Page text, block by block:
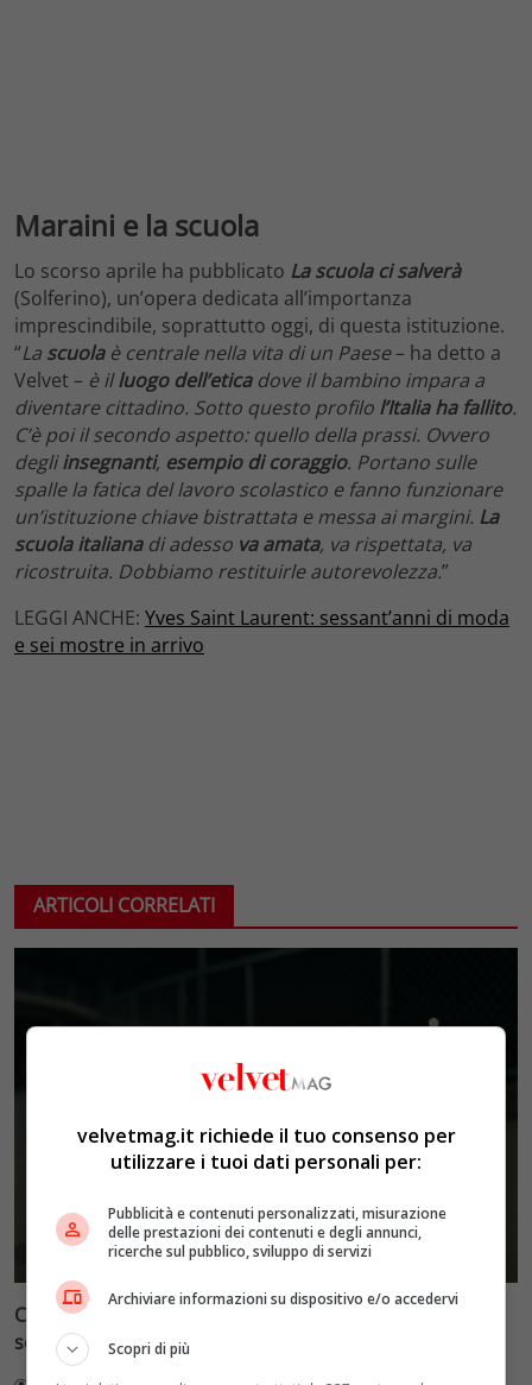
Maraini e la scuola
Lo scorso aprile ha pubblicato La scuola ci salverà
(Solferino), un’opera dedicata all’importanza
imprescindibile, soprattutto oggi, di questa istituzione.
“La scuolaè centrale nella vita di un Paese– ha detto a
Velvet – è illuogo dell’eticadove il bambino impara a
diventare cittadino. Sotto questo profilo l’Italia ha fallito.
C’è poi il secondo aspetto: quello della prassi. Ovvero
degliinsegnanti, esempio di coraggio. Portano sulle
spalle la fatica del lavoro scolastico e fanno funzionare
un’istituzione chiave bistrattata e messa ai margini. La
scuola italianadi adesso va amata, va rispettata, va
ricostruita. Dobbiamo restituirle autorevolezza.”
LEGGI ANCHE: Yves Saint Laurent: sessant’anni di moda
e sei mostre in arrivo
ARTICOLI CORRELATI
Cronaca e società: il disagio giovanile amplificato dai
social, quando il dramma diventa show
velvetmag.it richiede il tuo consenso per
utilizzare i tuoi dati personali per:
Pubblicità e contenuti personalizzati, misurazione
delle prestazioni dei contenuti e degli annunci,
ricerche sul pubblico, sviluppo di servizi
Archiviare informazioni su dispositivo e/o accedervi
Scopri di più